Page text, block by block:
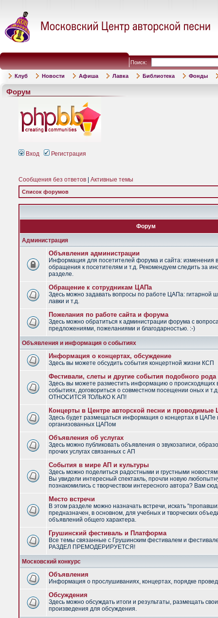
Поиск:
Клуб Новости Афиша Лавка Библиотека Фонды
Форум
Вход Регистрация
Сообщения без ответов Активные темы
Список форумов
Форум
Администрация
Объявления администрации
Информация для посетителей форума и сайта: изменения
обращения к посетителям и т.д. Рекомендуем следить за
разделе.
Обращение к сотрудникам ЦАПа
Здесь можно задавать вопросы по работе ЦАПа: гитарной
лавки и т.д.
Пожелания по работе сайта и форума
Здесь можно обратиться к администрации форума с
предложениями, пожеланиями и благодарностью. :-)
Объявления и информация о событиях
Информация о концертах, обсуждение
Здесь вы можете обсудить события концертной жизни КСП
Фестивали, слеты и другие события подобного рода
Здесь вы можете разместить информацию о
событиях, договориться о совместном посещении оных и
ОТНОСИТСЯ ТОЛЬКО К АП!
Концерты в Центре авторской песни и
Здесь будет размещаться информация о концертах в ЦАПе
организованных ЦАПом
Объявления об услугах
Здесь можно публиковать объявления о звукозаписи,
прочих услугах связанных с АП
События в мире АП и культуры
Здесь можно поделиться радостными и грустными
Вы увидели интересный спектакль, прочли новую
познакомились с творчеством интересного автора? Вам
Место встречи
В этом разделе можно назначать встречи, искать
предназначен, в основном, для учебных и творческих
объявлений общего характера.
Грушинский фестиваль и Платформа
Все темы связанные с Грушинским фестивалем и
РАЗДЕЛ ПРЕМОДЕРИРУЕТСЯ!
Московский конкурс
Объявления
Информация о прослушиваниях, концертах, порядке
Обсуждения
Здесь можно обсуждать итоги и результаты, размещать
произведения для обсуждения.